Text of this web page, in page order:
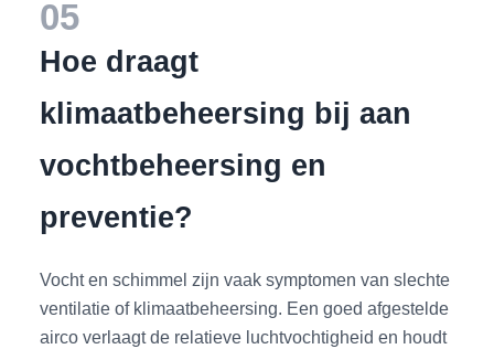
05
Hoe draagt
klimaatbeheersing bij aan
vochtbeheersing en
preventie?
Vocht en schimmel zijn vaak symptomen van slechte
ventilatie of klimaatbeheersing. Een goed afgestelde
airco verlaagt de relatieve luchtvochtigheid en houdt